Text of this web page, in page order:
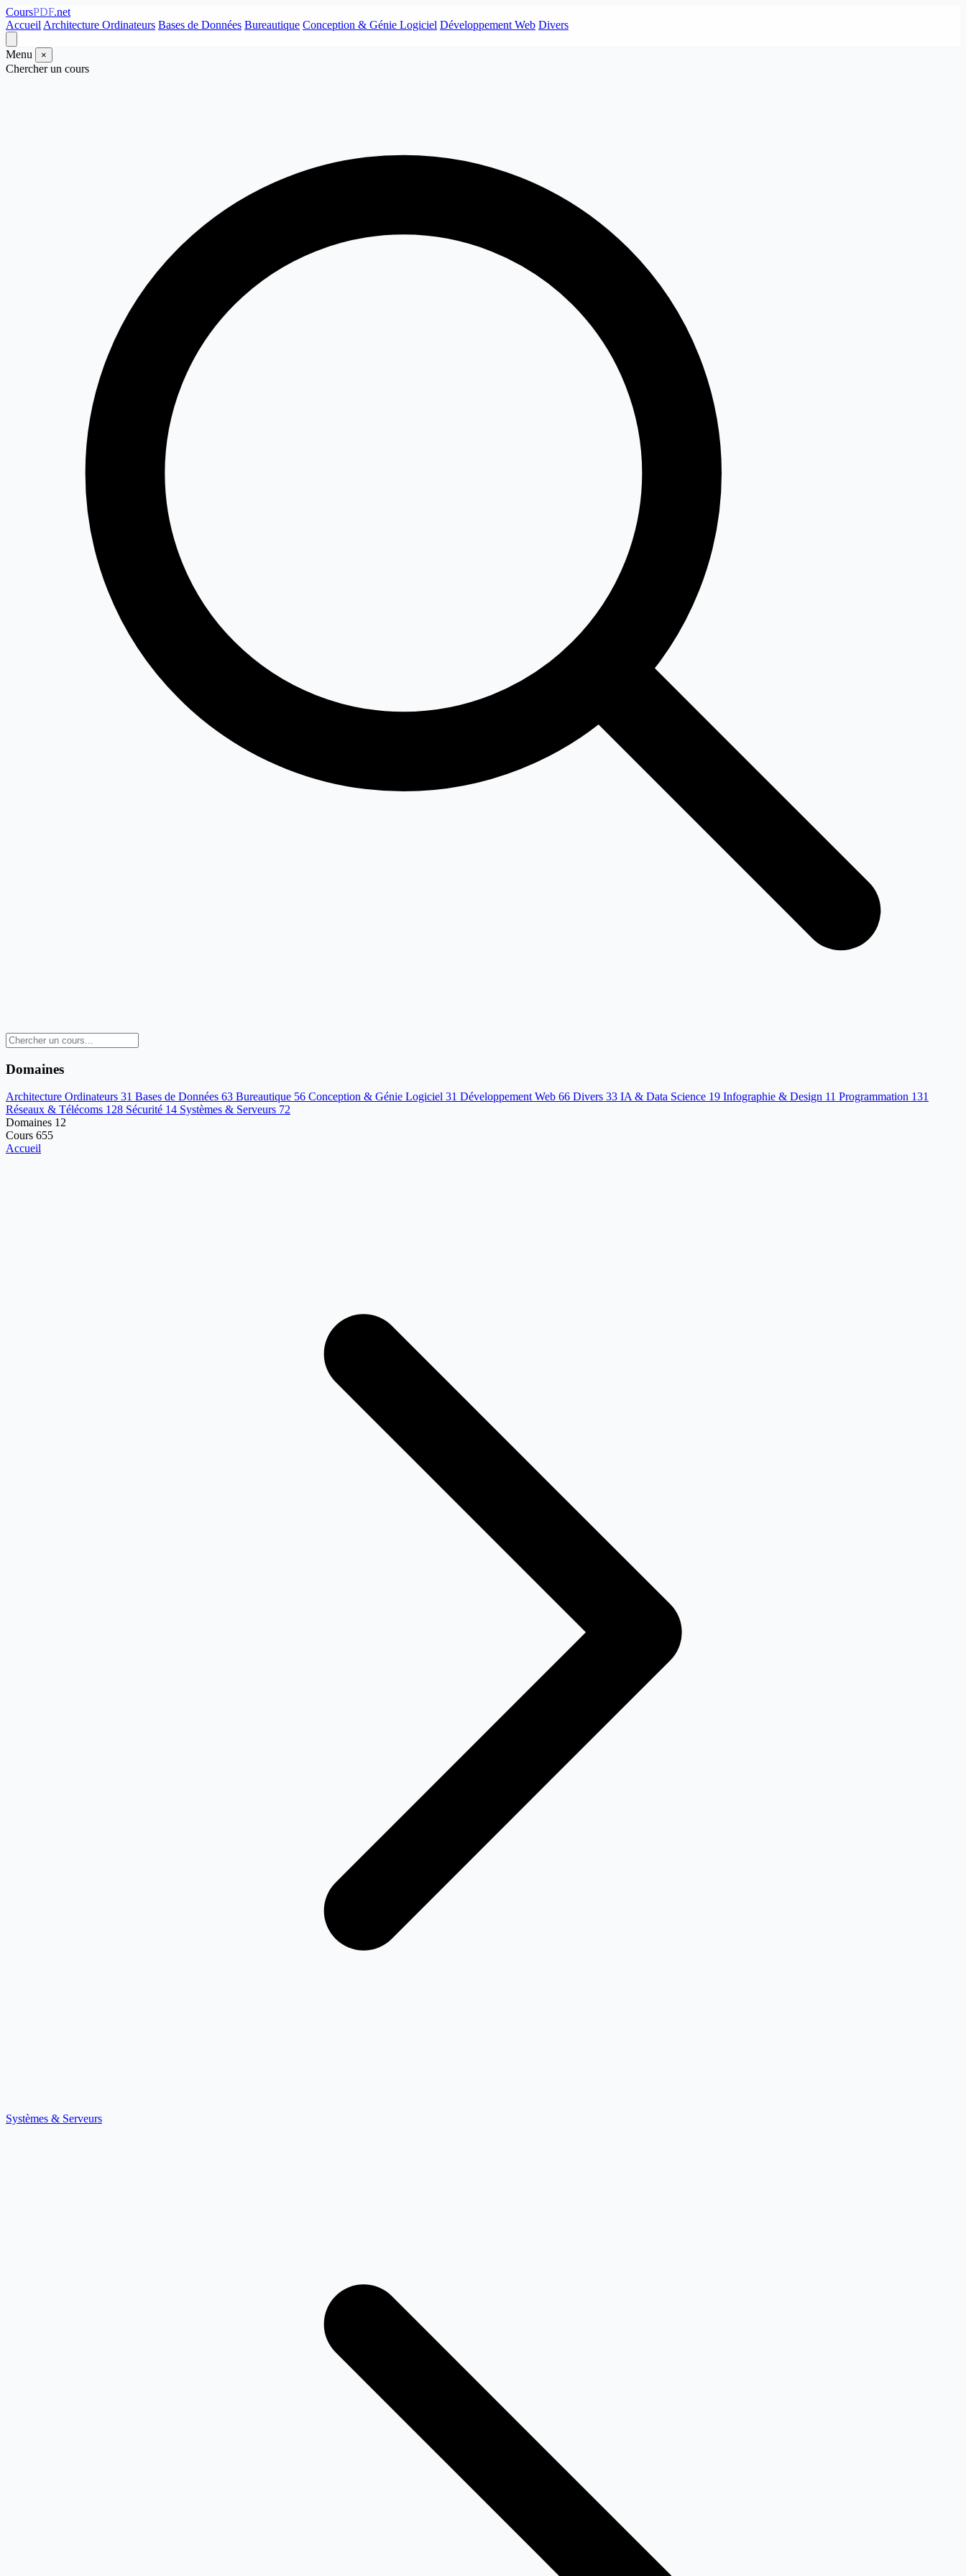
CoursPDF.net
Accueil Architecture Ordinateurs Bases de Données Bureautique Conception & Génie Logiciel Développement Web Divers
Menu ×
Chercher un cours
Domaines
Architecture Ordinateurs 31 Bases de Données 63 Bureautique 56 Conception & Génie Logiciel 31 Développement Web 66 Divers 33 IA & Data Science 19 Infographie & Design 11 Programmation 131
Réseaux & Télécoms 128 Sécurité 14 Systèmes & Serveurs 72
Domaines 12
Cours 655
Accueil
Systèmes & Serveurs